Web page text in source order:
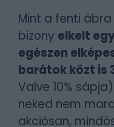
Mint a fenti
bizony elkelt
egészen
barátok közt is
Valve 10%
neked nem
akciósan,